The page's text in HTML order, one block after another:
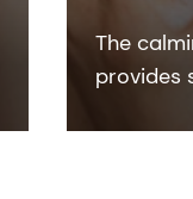
The
provides
with